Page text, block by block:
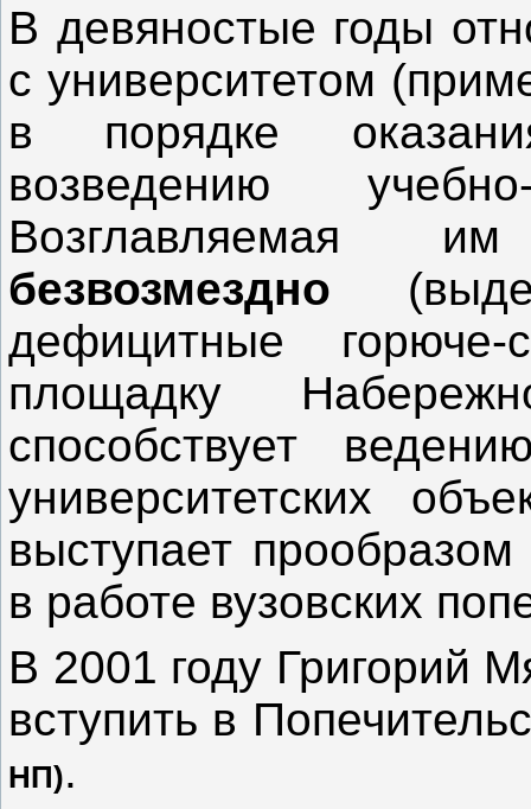
В девяностые годы
с университетом
в порядке
возведению
Возглавляемая
безвозмездно
дефицитные
площадку
способствует
университетских
выступает
в работе вузовских
В 2001 году Григорий
вступить в
НП).